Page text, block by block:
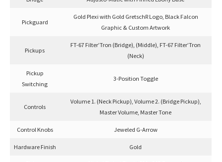
Pickguard
Gold Plexi with Gold GretschR Logo, Black Falcon
Graphic & Custom Artwork
Pickups
FT-67 Filter’Tron (Bridge), (Middle), FT-67 Filter’Tron
(Neck)
Pickup
Switching
3-Position Toggle
Controls
Volume 1. (Neck Pickup), Volume 2. (Bridge Pickup),
Master Volume, Master Tone
Control Knobs Jeweled G-Arrow
Hardware Finish Gold